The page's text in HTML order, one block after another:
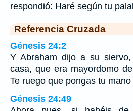
respondió: Haré según tu
Referencia Cruzada
Génesis 24:2
Y Abraham dijo a su
casa, que era mayordomo
Te ruego que pongas tu
Génesis 24:49